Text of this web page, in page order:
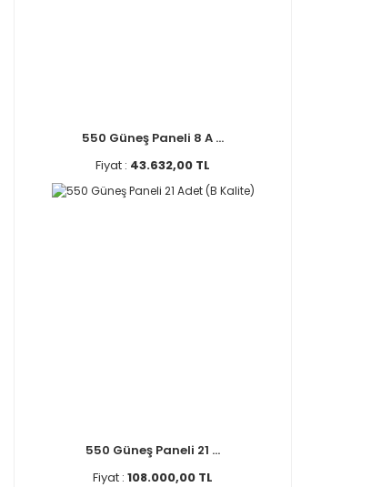
550 Güneş Paneli 8 A ...
Fiyat : 43.632,00 TL
550 Güneş Paneli 21 ...
Fiyat : 108.000,00 TL